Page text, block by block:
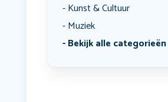
Kunst & Cultuur
Muziek
Bekijk alle categorieën